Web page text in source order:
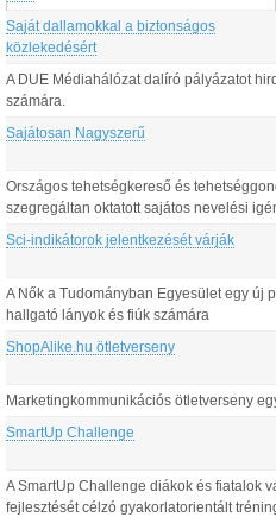
Saját dallamokkal a biztonságos
közlekedésért
A DUE Médiahálózat dalíró pályázatot
számára.
Sajátosan Nagyszerű
Országos tehetségkereső és
szegregáltan oktatott sajátos nevelési
Sci-indikátorok jelentkezését várják
A Nők a Tudományban Egyesület egy új
hallgató lányok és fiúk számára
ShopAlike.hu ötletverseny
Marketingkommunikációs ötletverseny
SmartUp Challenge
A SmartUp Challenge diákok és fiatalok
fejlesztését célzó gyakorlatorientált